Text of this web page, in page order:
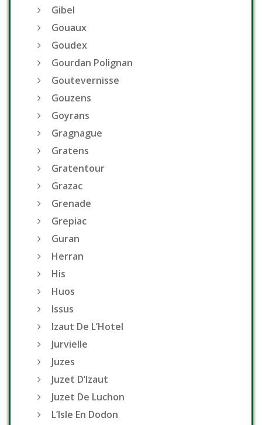
Gibel
Gouaux
Goudex
Gourdan Polignan
Goutevernisse
Gouzens
Goyrans
Gragnague
Gratens
Gratentour
Grazac
Grenade
Grepiac
Guran
Herran
His
Huos
Issus
Izaut De L’Hotel
Jurvielle
Juzes
Juzet D’Izaut
Juzet De Luchon
L’Isle En Dodon